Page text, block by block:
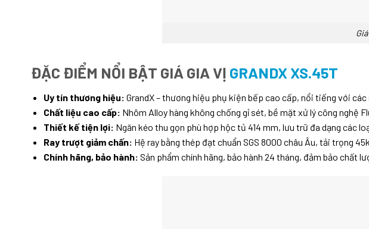
ĐẶC ĐIỂM NỔI BẬT GIÁ GIA VỊ GRANDX XS.45T
Uy tín thương hiệu: GrandX – thương hiệu phụ kiện bếp cao cấp, nổi tiếng với các
Chất liệu cao cấp: Nhôm Alloy hàng không chống gỉ sét, bề mặt xử lý công nghệ
Thiết kế tiện lợi: Ngăn kéo thu gọn phù hợp hộc tủ 414 mm, lưu trữ đa dạng các
Ray trượt giảm chấn: Hệ ray bằng thép đạt chuẩn SGS 8000 châu Âu, tải trọng
Chính hãng, bảo hành: Sản phẩm chính hãng, bảo hành 24 tháng, đảm bảo chất